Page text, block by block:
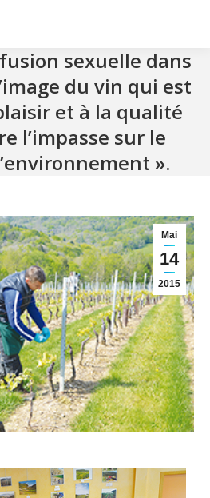
sexuelle dans
du vin qui est
et à la qualité
l’impasse sur le
».
Mai
14
2015